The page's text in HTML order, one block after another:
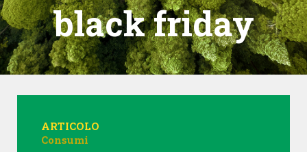
black friday
ARTICOLO
Consumi